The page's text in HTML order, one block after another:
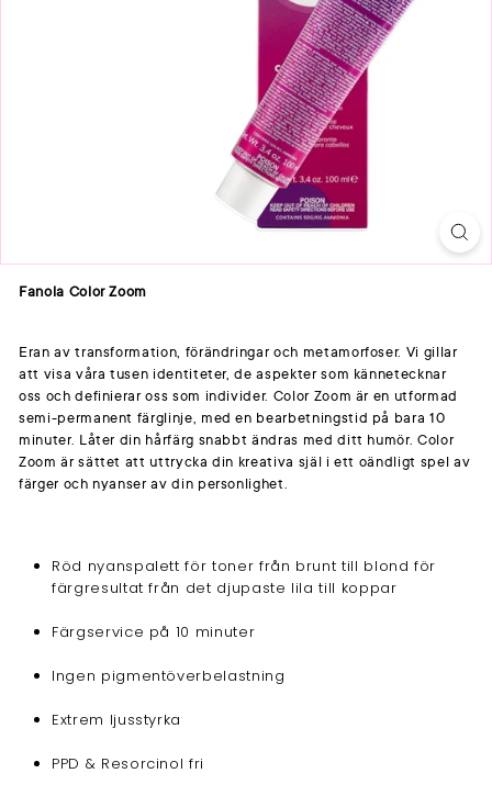
Fanola Color Zoom
Eran av transformation, förändringar och metamorfoser. Vi gillar
att visa våra tusen identiteter, de aspekter som kännetecknar
oss och definierar oss som individer. Color Zoom är en utformad
semi-permanent färglinje, med en bearbetningstid på bara 10
minuter. Låter din hårfärg snabbt ändras med ditt humör. Color
Zoom är sättet att uttrycka din kreativa själ i ett oändligt spel av
färger och nyanser av din personlighet.
Röd nyanspalett för toner från brunt till blond för
färgresultat från det djupaste lila till koppar
Färgservice på 10 minuter
Ingen pigmentöverbelastning
Extrem ljusstyrka
PPD & Resorcinol fri